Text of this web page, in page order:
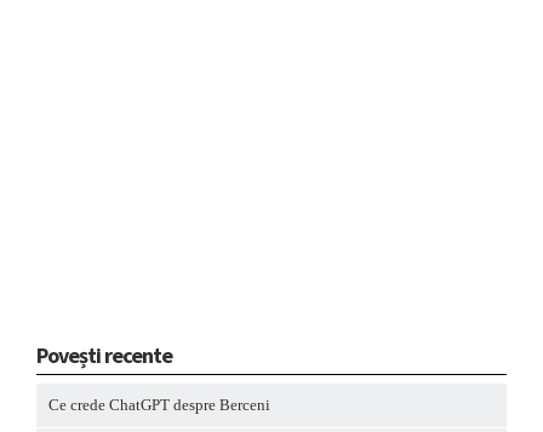
Povești recente
Ce crede ChatGPT despre Berceni